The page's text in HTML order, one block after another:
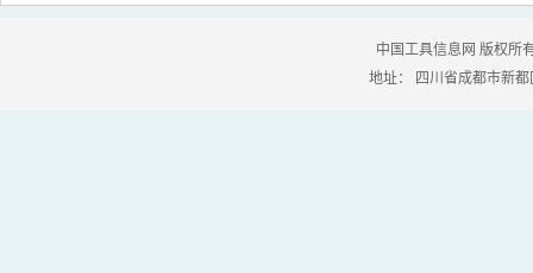
中国工具信息网 版权所
地址： 四川省成都市新都